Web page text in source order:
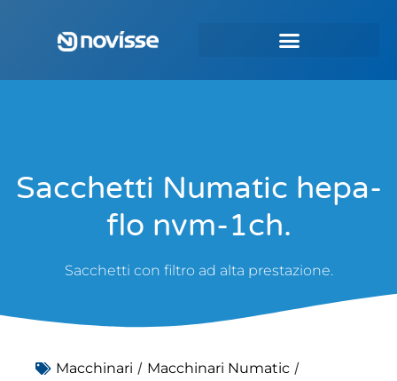
Sacchetti Numatic hepa-
flo nvm-1ch.
Sacchetti con filtro ad alta prestazione.
Macchinari / Macchinari Numatic /